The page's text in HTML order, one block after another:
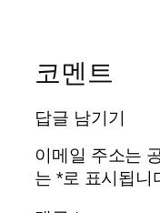
코멘트
답글 남기기
이메일 주소는
는 *로 표시됩니